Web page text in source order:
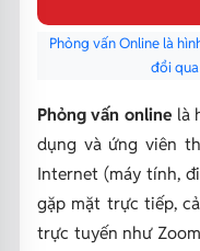
Phỏng vấn Online là
đổi
Phỏng vấn online là
dụng và ứng viên
Internet (máy tính,
gặp mặt trực tiếp,
trực tuyến như